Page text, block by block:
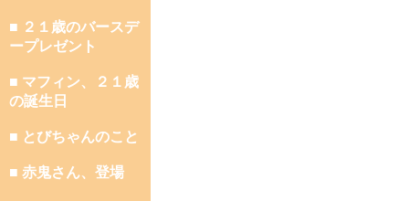
■ ２１歳のバースデ
ープレゼント
■ マフィン、２１歳
の誕生日
■ とびちゃんのこと
■ 赤鬼さん、登場